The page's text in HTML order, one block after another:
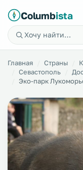
Columbista
Главная Страны
Севастополь
Эко-парк